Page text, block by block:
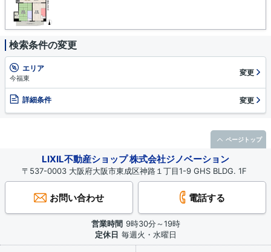
検索条件の変更
エリア
今福東
変更
詳細条件 変更
LIXIL不動産ショップ 株式会社ジノベーション
〒537-0003 大阪府大阪市東成区神路１丁目1-9 GHS BLDG. 1F
お問い合わせ 電話する
営業時間 9時30分～19時
定休日 毎週火・水曜日
ページトップ